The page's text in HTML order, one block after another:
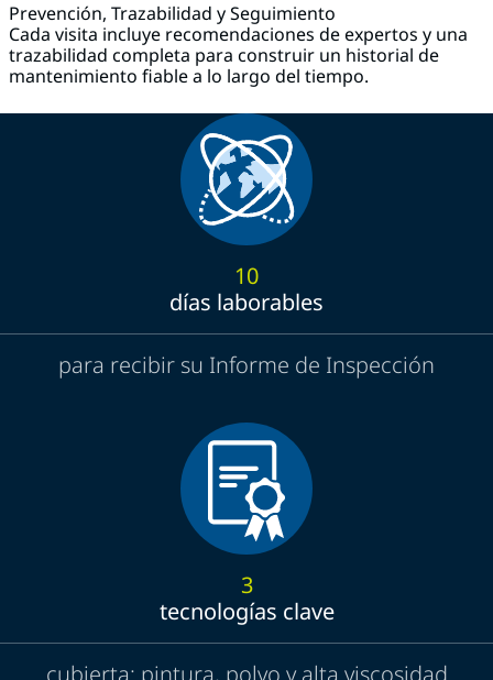
Prevención, Trazabilidad y Seguimiento
Cada visita incluye recomendaciones de expertos y una
trazabilidad completa para construir un historial de
mantenimiento fiable a lo largo del tiempo.
10
días laborables
para recibir su Informe de Inspección
3
tecnologías clave